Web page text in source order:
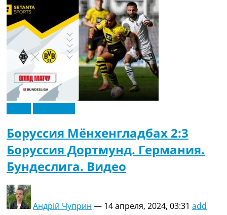
Боруссия Мёнхенгладбах 2:3
Боруссия Дортмунд. Германия.
Бундеслига. Видео
Андрій Чуприн — 14 апреля, 2024, 03:31 add